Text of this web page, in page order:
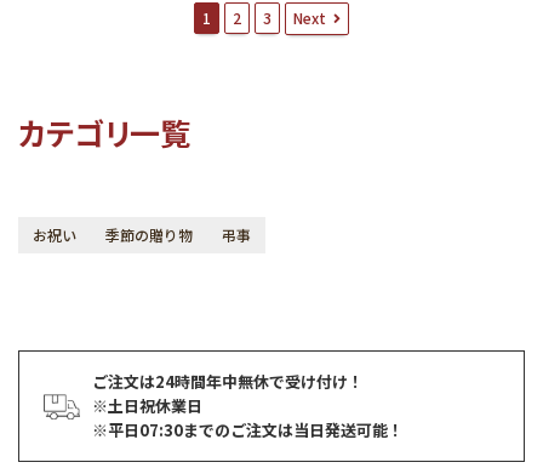
シ
1 2 3 Next
カテゴリ一覧
お祝い 季節の贈り物 弔事
ご注文は24時間年中無休で受け付け！
※土日祝休業日
※平日07:30までのご注文は当日発送可能！